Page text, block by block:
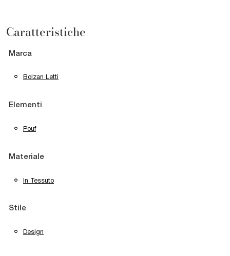
Caratteristiche
Marca
Bolzan Letti
Elementi
Pouf
Materiale
In Tessuto
Stile
Design